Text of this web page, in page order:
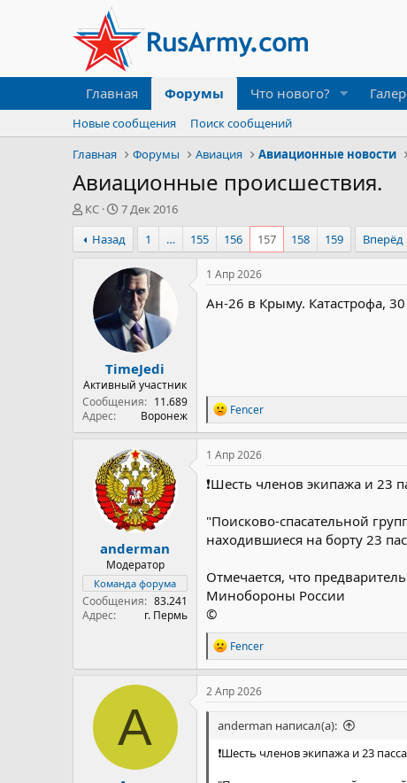
Главная Форумы Что нового?
Новые сообщения
Поиск сообщений
Главная
Форумы Авиация Авиационные новости
Авиационные происшествия.
А
в
т
о
КС
Д
а
т
а
н
а
ч
а
л
а
7 Дек 2016
Назад
1 … 155 156 157 158 159 Вперёд
TimeJedi
Активный участник
Сообщения
11.689
Адрес
Воронеж
1 Апр 2026
Ан-26 в Крыму. Катастрофа,
Р
е
а
к
ц
и
и
Fencer
anderman
Модератор
Команда форума
Сообщения
83.241
Адрес
г. Пермь
1 Апр 2026
❗️Шесть членов экипажа и
"Поисково-спасательной
находившиеся на борту 23
Отмечается, что
Минобороны России
©
Р
е
а
к
ц
и
Fencer
А
2 Апр 2026
anderman написал(а):
❗️Шесть членов экипажа и 23